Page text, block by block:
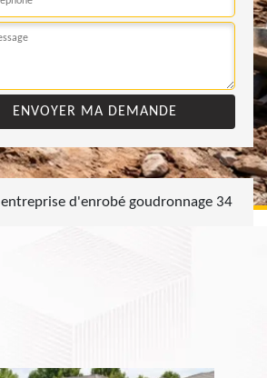
entreprise d'enrobé goudronnage 34